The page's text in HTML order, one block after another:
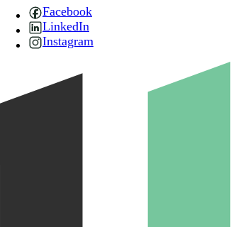
Facebook
LinkedIn
Instagram